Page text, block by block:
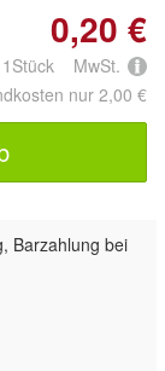
0,20 €
1Stück MwSt.
nur 2,00 €
Barzahlung bei